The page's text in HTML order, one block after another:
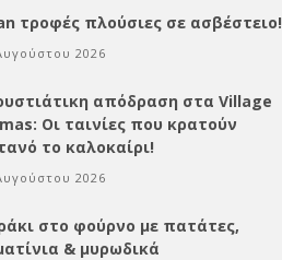
τροφές πλούσιες σε ασβέστειο!
2026
απόδραση στα Village
Οι ταινίες που κρατούν
το καλοκαίρι!
2026
στο φούρνο με πατάτες,
& μυρωδικά